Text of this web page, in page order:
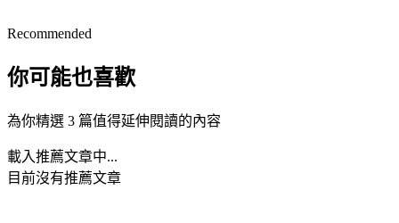
Recommended
你可能也喜歡
為你精選 3 篇值得延伸閱讀的內容
載入推薦文章中...
目前沒有推薦文章